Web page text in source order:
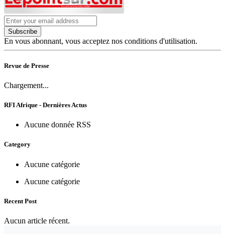
Subscribe
En vous abonnant, vous acceptez nos conditions d'utilisation.
Revue de Presse
Chargement...
RFI Afrique - Dernières Actus
Aucune donnée RSS
Category
Aucune catégorie
Aucune catégorie
Recent Post
Aucun article récent.